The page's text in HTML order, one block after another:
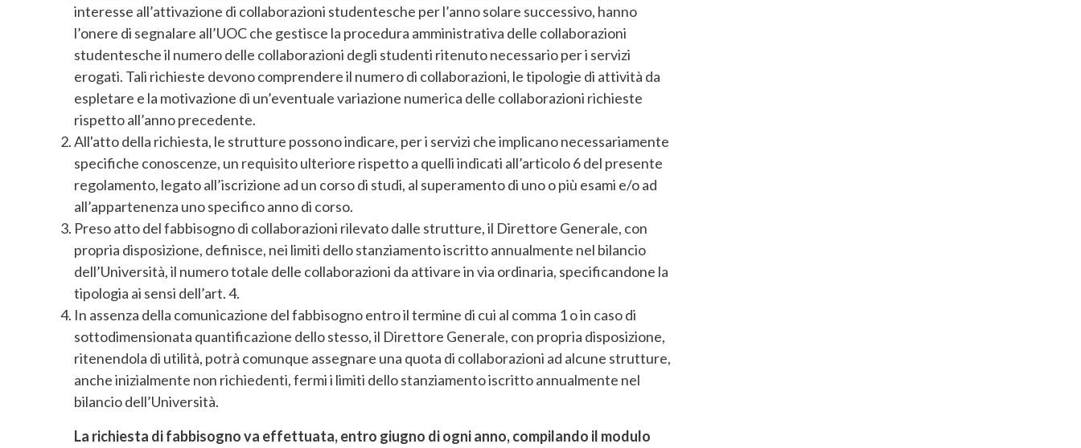
interesse all’attivazione di collaborazioni studentesche per l’anno solare successivo, hanno
l’onere di segnalare all’UOC che gestisce la procedura amministrativa delle collaborazioni
studentesche il numero delle collaborazioni degli studenti ritenuto necessario per i servizi
erogati. Tali richieste devono comprendere il numero di collaborazioni, le tipologie di attività da
espletare e la motivazione di un’eventuale variazione numerica delle collaborazioni richieste
rispetto all’anno precedente.
All'atto della richiesta, le strutture possono indicare, per i servizi che implicano necessariamente
specifiche conoscenze, un requisito ulteriore rispetto a quelli indicati all’articolo 6 del presente
regolamento, legato all’iscrizione ad un corso di studi, al superamento di uno o più esami e/o ad
all’appartenenza uno specifico anno di corso.
Preso atto del fabbisogno di collaborazioni rilevato dalle strutture, il Direttore Generale, con
propria disposizione, definisce, nei limiti dello stanziamento iscritto annualmente nel bilancio
dell’Università, il numero totale delle collaborazioni da attivare in via ordinaria, specificandone la
tipologia ai sensi dell’art. 4.
In assenza della comunicazione del fabbisogno entro il termine di cui al comma 1 o in caso di
sottodimensionata quantificazione dello stesso, il Direttore Generale, con propria disposizione,
ritenendola di utilità, potrà comunque assegnare una quota di collaborazioni ad alcune strutture,
anche inizialmente non richiedenti, fermi i limiti dello stanziamento iscritto annualmente nel
bilancio dell’Università.
La richiesta di fabbisogno va effettuata, entro giugno di ogni anno, compilando il modulo